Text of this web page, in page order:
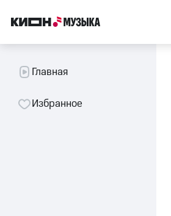
Главная
Избранное